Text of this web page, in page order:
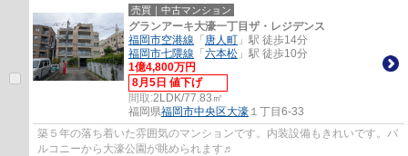
売買｜中古マンション
グランアーキ大濠一丁目ザ・レジデンス
福岡市空港線 「 唐人町 」駅 徒歩14分
福岡市七隈線 「 六本松 」駅 徒歩10分
1億4,800万円
8月5日 値下げ
間取:2LDK/77.83㎡
福岡県福岡市中央区大濠 １丁目6-33
築５年の落ち着いた雰囲気のマンションです。内装設備もきれいです。バ
ルコニーから大濠公園が眺められます♬